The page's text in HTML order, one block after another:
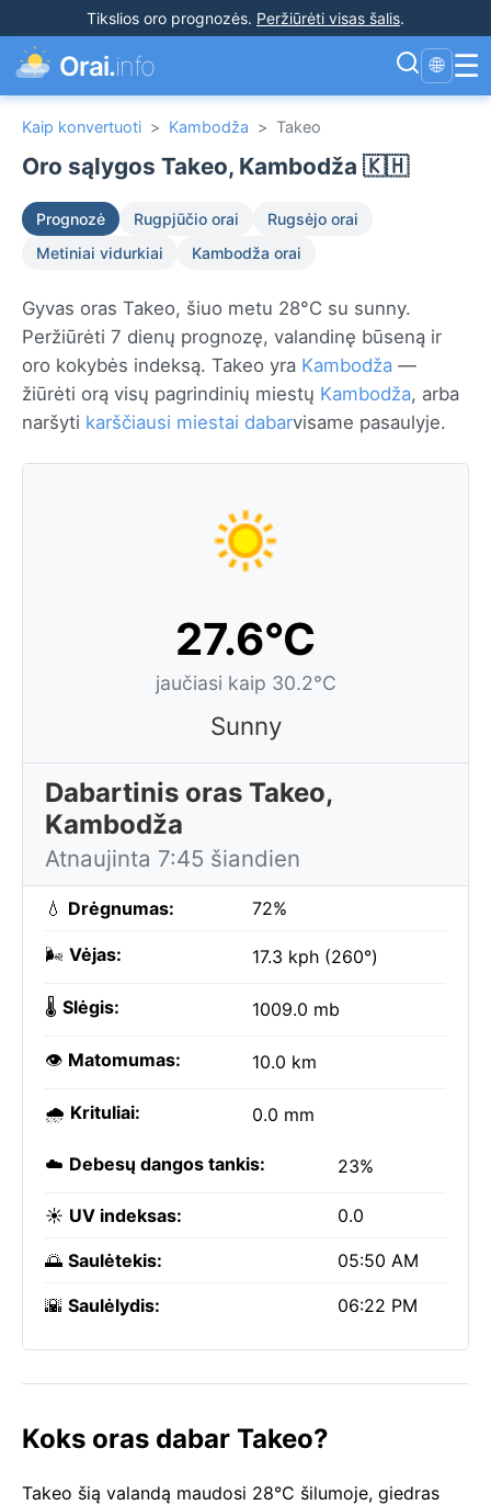
Tikslios oro prognozės. Peržiūrėti visas šalis.
Orai.info 🌐 ☰
Kaip konvertuoti > Kambodža > Takeo
Oro sąlygos Takeo, Kambodža 🇰🇭
Prognozė Rugpjūčio orai
Rugsėjo orai
Metiniai vidurkiai
Kambodža orai
Gyvas oras Takeo, šiuo metu 28°C su sunny.
Peržiūrėti 7 dienų prognozę, valandinę būseną ir
oro kokybės indeksą. Takeo yra Kambodža —
žiūrėti orą visų pagrindinių miestų Kambodža, arba
naršyti karščiausi miestai dabarvisame pasaulyje.
27.6°C
jaučiasi kaip 30.2°C
Sunny
Dabartinis oras Takeo,
Kambodža
Atnaujinta 7:45 šiandien
💧 Drėgnumas: 72%
🌬️ Vėjas: 17.3 kph (260°)
🌡️ Slėgis: 1009.0 mb
👁️ Matomumas: 10.0 km
🌧️ Krituliai: 0.0 mm
☁️ Debesų dangos tankis: 23%
☀️ UV indeksas: 0.0
🌅 Saulėtekis: 05:50 AM
🌇 Saulėlydis: 06:22 PM
Koks oras dabar Takeo?
Takeo šią valandą maudosi 28°C šilumoje, giedras